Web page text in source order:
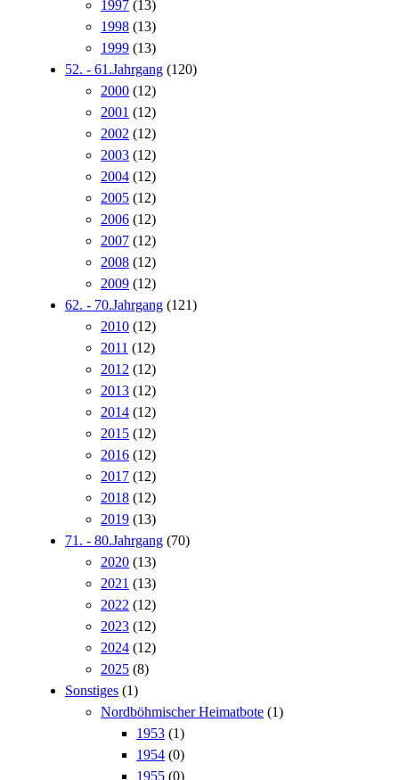
1997 (13)
1998 (13)
1999 (13)
52. - 61.Jahrgang (120)
2000 (12)
2001 (12)
2002 (12)
2003 (12)
2004 (12)
2005 (12)
2006 (12)
2007 (12)
2008 (12)
2009 (12)
62. - 70.Jahrgang (121)
2010 (12)
2011 (12)
2012 (12)
2013 (12)
2014 (12)
2015 (12)
2016 (12)
2017 (12)
2018 (12)
2019 (13)
71. - 80.Jahrgang (70)
2020 (13)
2021 (13)
2022 (12)
2023 (12)
2024 (12)
2025 (8)
Sonstiges (1)
Nordböhmischer Heimatbote (1)
1953 (1)
1954 (0)
1955 (0)